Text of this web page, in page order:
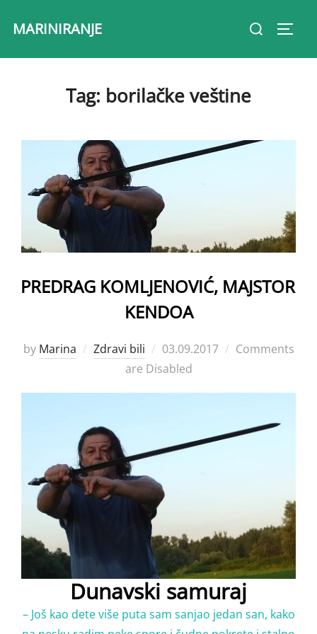
MARINIRANJE
Search
Tag: borilačke veštine
PREDRAG KOMLJENOVIĆ, MAJSTOR
KENDOA
by Marina Zdravi bili
Posted
on
03.09.2017
Comments
are Disabled
Dunavski samuraj
– Još kao dete više puta sam sanjao jedan san, kako